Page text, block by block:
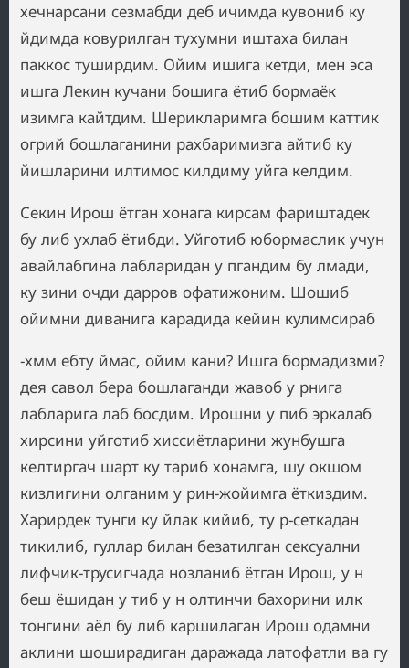
хечнарсани сезмабди деб ичимда кувониб ку
йдимда ковурилган тухумни иштаха билан
паккос туширдим. Ойим ишига кетди, мен эса
ишга Лекин кучани бошига ётиб бормаёк
изимга кайтдим. Шерикларимга бошим каттик
огрий бошлаганини рахбаримизга айтиб ку
йишларини илтимос килдиму уйга келдим.
Секин Ирош ётган хонага кирсам фариштадек
бу либ ухлаб ётибди. Уйготиб юбормаслик учун
авайлабгина лабларидан у пгандим бу лмади,
ку зини очди дарров офатижоним. Шошиб
ойимни диванига карадида кейин кулимсираб
-хмм ебту ймас, ойим кани? Ишга бормадизми?
дея савол бера бошлаганди жавоб у рнига
лабларига лаб босдим. Ирошни у пиб эркалаб
хирсини уйготиб хиссиётларини жунбушга
келтиргач шарт ку тариб хонамга, шу окшом
кизлигини олганим у рин-жойимга ёткиздим.
Харирдек тунги ку йлак кийиб, ту р-сеткадан
тикилиб, гуллар билан безатилган сексуални
лифчик-трусигчада нозланиб ётган Ирош, у н
беш ёшидан у тиб у н олтинчи бахорини илк
тонгини аёл бу либ каршилаган Ирош одамни
аклини шоширадиган даражада латофатли ва гу